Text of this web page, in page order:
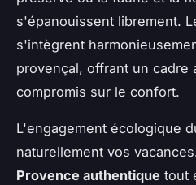
s'épanouissent librement.
s'intègrent
provençal, offrant un cadre
compromis sur le confort.
L'engagement écologique
naturellement vos
Provence authentique tout